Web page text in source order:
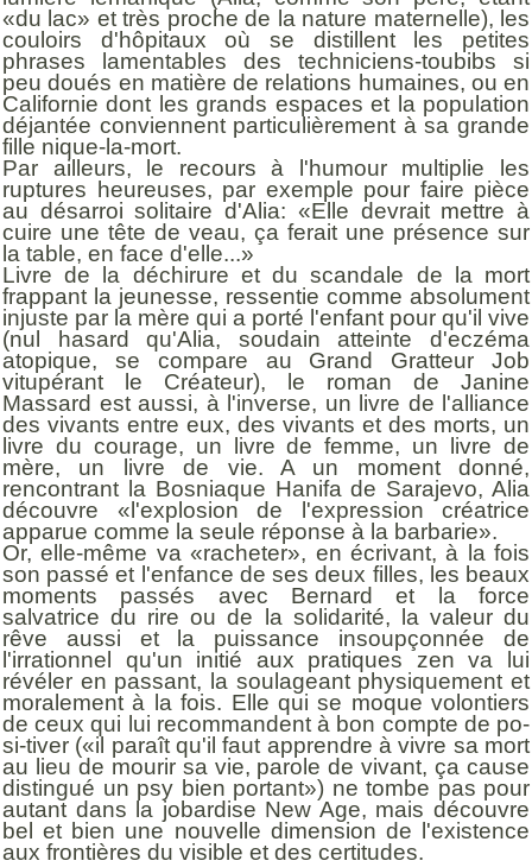
«du lac» et très proche de la nature maternelle), les
couloirs d'hôpitaux où se distillent les petites
phrases lamentables des techniciens-toubibs si
peu doués en matière de relations humaines, ou en
Californie dont les grands espaces et la population
déjantée conviennent particulièrement à sa grande
fille nique-la-mort.
Par ailleurs, le recours à l'humour multiplie les
ruptures heureuses, par exemple pour faire pièce
au désarroi solitaire d'Alia: «Elle devrait mettre à
cuire une tête de veau, ça ferait une présence sur
la table, en face d'elle...»
Livre de la déchirure et du scandale de la mort
frappant la jeunesse, ressentie comme absolument
injuste par la mère qui a porté l'enfant pour qu'il vive
(nul hasard qu'Alia, soudain atteinte d'eczéma
atopique, se compare au Grand Gratteur Job
vitupérant le Créateur), le roman de Janine
Massard est aussi, à l'inverse, un livre de l'alliance
des vivants entre eux, des vivants et des morts, un
livre du courage, un livre de femme, un livre de
mère, un livre de vie. A un moment donné,
rencontrant la Bosniaque Hanifa de Sarajevo, Alia
découvre «l'explosion de l'expression créatrice
apparue comme la seule réponse à la barbarie».
Or, elle-même va «racheter», en écrivant, à la fois
son passé et l'enfance de ses deux filles, les beaux
moments passés avec Bernard et la force
salvatrice du rire ou de la solidarité, la valeur du
rêve aussi et la puissance insoupçonnée de
l'irrationnel qu'un initié aux pratiques zen va lui
révéler en passant, la soulageant physiquement et
moralement à la fois. Elle qui se moque volontiers
de ceux qui lui recommandent à bon compte de po-
si-tiver («il paraît qu'il faut apprendre à vivre sa mort
au lieu de mourir sa vie, parole de vivant, ça cause
distingué un psy bien portant») ne tombe pas pour
autant dans la jobardise New Age, mais découvre
bel et bien une nouvelle dimension de l'existence
aux frontières du visible et des certitudes.